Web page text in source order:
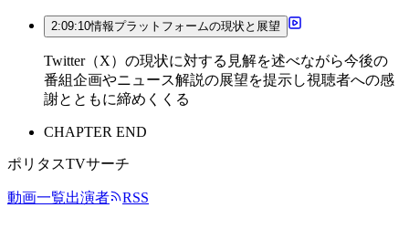
2:09:10情報プラットフォームの現状と展望
Twitter（X）の現状に対する見解を述べながら今後の
番組企画やニュース解説の展望を提示し視聴者への感
謝とともに締めくくる
CHAPTER END
ポリタスTVサーチ
動画一覧出演者 RSS